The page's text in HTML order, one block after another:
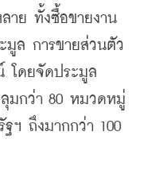
าย ทั้งซื้อขายงาน
มูล การขายส่วนตัว
โดยจัดประมูล
มกว่า 80 หมวดหมู่
ฯ ถึงมากกว่า 100